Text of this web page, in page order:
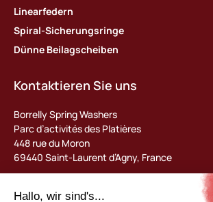
Linearfedern
Spiral-Sicherungsringe
Dünne Beilagscheiben
Kontaktieren Sie uns
Borrelly Spring Washers
Parc d’activités des Platières
448 rue du Moron
69440 Saint-Laurent d’Agny, France